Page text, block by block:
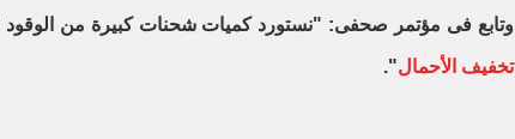
وتابع فى مؤتمر صحفى: "نستورد كميات شحنات كبيرة من الوقود
تخفيف الأحمال".